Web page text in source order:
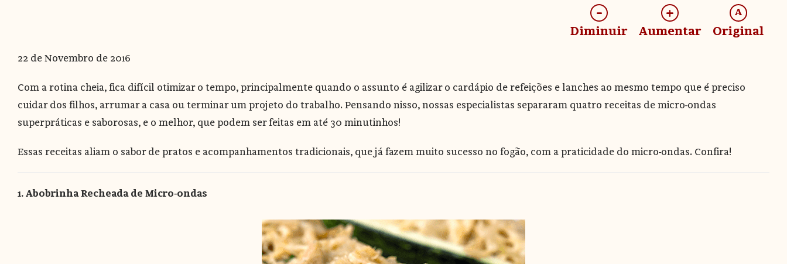
-
Diminuir
+
Aumentar
A
Original
22 de Novembro de 2016
Com a rotina cheia, fica difícil otimizar o tempo, principalmente quando o assunto é agilizar o cardápio de refeições e lanches ao mesmo tempo que é preciso
cuidar dos filhos, arrumar a casa ou terminar um projeto do trabalho. Pensando nisso, nossas especialistas separaram quatro receitas de micro-ondas
superpráticas e saborosas, e o melhor, que podem ser feitas em até 30 minutinhos!
Essas receitas aliam o sabor de pratos e acompanhamentos tradicionais, que já fazem muito sucesso no fogão, com a praticidade do micro-ondas. Confira!
1. Abobrinha Recheada de Micro-ondas